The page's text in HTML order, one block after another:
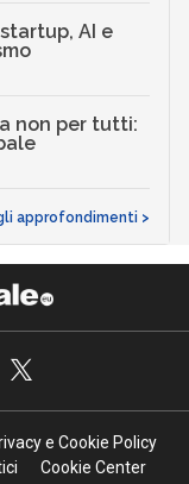
AI e
non per tutti:
approfondimenti >
e Cookie Policy
Cookie Center